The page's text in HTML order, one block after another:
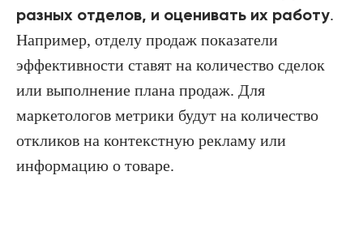
разных отделов, и оценивать их работу.
Например, отделу продаж показатели
эффективности ставят на количество сделок
или выполнение плана продаж. Для
маркетологов метрики будут на количество
откликов на контекстную рекламу или
информацию о товаре.